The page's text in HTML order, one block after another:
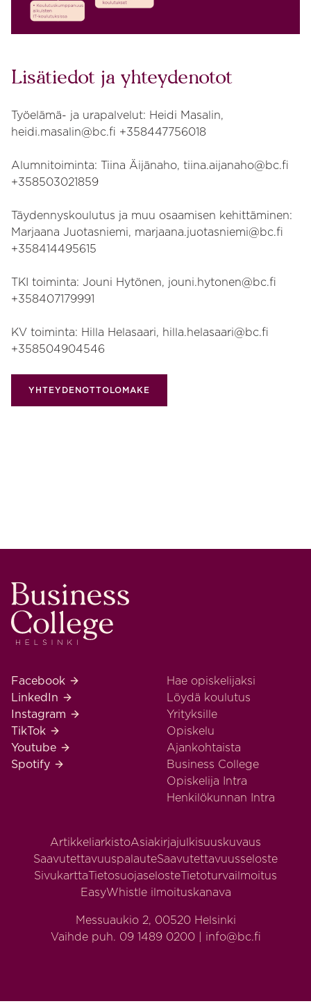
Lisätiedot ja yhteydenotot
Työelämä- ja urapalvelut: Heidi Masalin,
heidi.masalin@bc.fi +358447756018
Alumnitoiminta: Tiina Äijänaho, tiina.aijanaho@bc.fi
+358503021859
Täydennyskoulutus ja muu osaamisen kehittäminen:
Marjaana Juotasniemi, marjaana.juotasniemi@bc.fi
+358414495615
TKI toiminta: Jouni Hytönen, jouni.hytonen@bc.fi
+358407179991
KV toiminta: Hilla Helasaari, hilla.helasaari@bc.fi
+358504904546
YHTEYDENOTTOLOMAKE
Business College Helsinki
Business College Helsinki Facebook
Facebook
Business College Helsinki LinkedIn
LinkedIn
Business College Helsinki Instagram
Instagram
Business College Helsinki TikTok
TikTok
Business College Helsinki Youtube
Youtube
Business College Helsinki Spotify
Spotify
Hae opiskelijaksi
Löydä koulutus
Yrityksille
Opiskelu
Ajankohtaista
Business College
Opiskelija Intra
Henkilökunnan Intra
ArtikkeliarkistoAsiakirjajulkisuuskuvaus
SaavutettavuuspalauteSaavutettavuusseloste
SivukarttaTietosuojaselosteTietoturvailmoitus
EasyWhistle ilmoituskanava
Messuaukio 2, 00520 Helsinki
Vaihde puh. 09 1489 0200 | info@bc.fi